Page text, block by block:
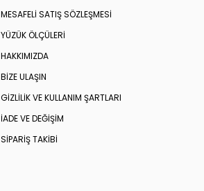
MESAFELI SATIŞ SÖZLEŞMESI
YÜZÜK ÖLÇÜLERI
HAKKIMIZDA
BIZE ULAŞIN
GIZLILIK VE KULLANIM ŞARTLARI
İADE VE DEĞIŞIM
SIPARIŞ TAKIBI